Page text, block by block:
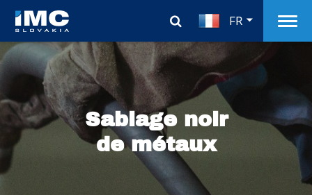
FR
Sablage noir
de métaux